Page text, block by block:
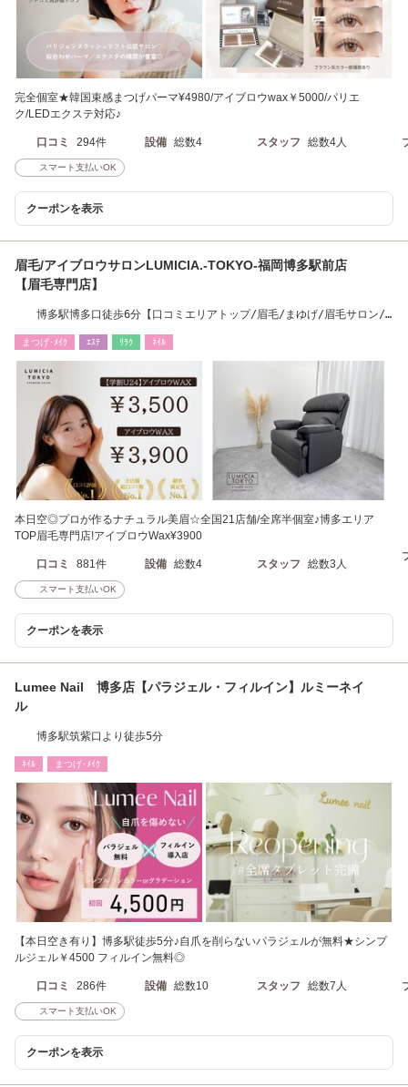
完全個室★韓国束感まつげパーマ¥4980/アイブロウwax￥5000/パリエ
ク/LEDエクステ対応♪
口コミ 294件 設備 総数4 スタッフ 総数4人
スマート支払いOK
クーポンを表示
眉毛/アイブロウサロンLUMICIA.-TOKYO-福岡博多駅前店
【眉毛専門店】
博多駅博多口徒歩6分【口コミエリアトップ/眉毛/まゆげ/眉毛サロン/
まつげ･ﾒｲｸ ｴｽﾃ ﾘﾗｸ ﾈｲﾙ
本日空◎プロが作るナチュラル美眉☆全国21店舗/全席半個室♪博多エリア
TOP眉毛専門店!アイブロウWax¥3900
口コミ 881件 設備 総数4 スタッフ 総数3人
スマート支払いOK
クーポンを表示
Lumee Nail 博多店【パラジェル・フィルイン】ルミーネイ
ル
博多駅筑紫口より徒歩5分
ﾈｲﾙ まつげ･ﾒｲｸ
【本日空き有り】博多駅徒歩5分♪自爪を削らないパラジェルが無料★シンプ
ルジェル￥4500 フィルイン無料◎
口コミ 286件 設備 総数10 スタッフ 総数7人
スマート支払いOK
クーポンを表示